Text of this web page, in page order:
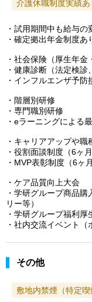
介護休職制度実績あ
・試用期間中も給与の
・確定拠出年金制度あ
・社会保険（厚生年
・健康診断（法定検診
・インフルエンザ予防
・階層別研修
・専門職別研修
・eラーニングによる
・キャリアアップや職
・役割面談制度（6ヶ月
・MVP表彰制度（6ヶ
・ケア品質向上大会
・学研グループ商品
リー等）
・学研グループ福利厚
・社内交流イベント（
その他
敷地内禁煙（特定喫